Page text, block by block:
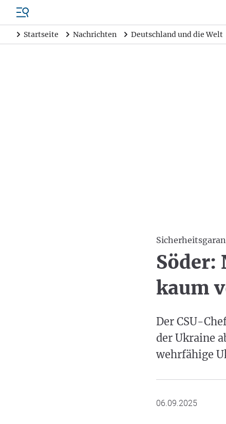
Startseite Nachrichten Deutschland und die Welt
Söder:
kaum
Der CSU-
der Ukraine
wehrfähige
06.09.2025